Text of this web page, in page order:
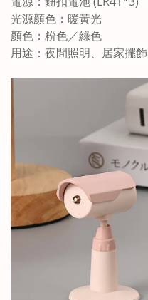
光源顏色：暖黃光
顏色：粉色／綠色
用途：夜間照明、居家擺飾